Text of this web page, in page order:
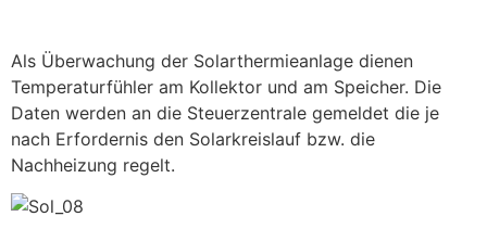
Als Überwachung der Solarthermieanlage dienen
Temperaturfühler am Kollektor und am Speicher. Die
Daten werden an die Steuerzentrale gemeldet die je
nach Erfordernis den Solarkreislauf bzw. die
Nachheizung regelt.